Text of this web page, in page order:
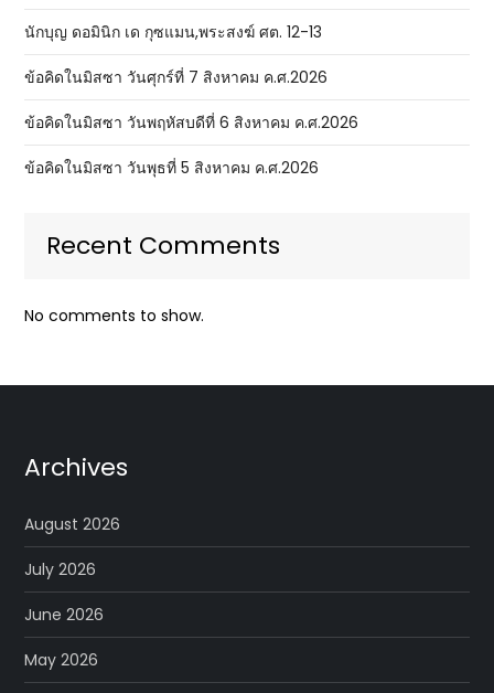
นักบุญ ดอมินิก เด กุซแมน,พระสงฆ์ ศต. 12-13
ข้อคิดในมิสซา วันศุกร์ที่ 7 สิงหาคม ค.ศ.2026
ข้อคิดในมิสซา วันพฤหัสบดีที่ 6 สิงหาคม ค.ศ.2026
ข้อคิดในมิสซา วันพุธที่ 5 สิงหาคม ค.ศ.2026
Recent Comments
No comments to show.
Archives
August 2026
July 2026
June 2026
May 2026